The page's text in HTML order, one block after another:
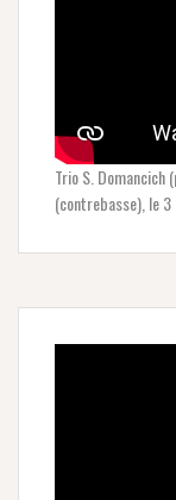
Trio S.
(contrebasse), le